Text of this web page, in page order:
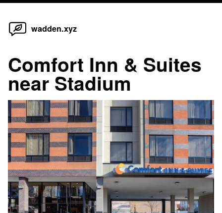
Skip
wadden.xyz
Comfort Inn & Suites
near Stadium